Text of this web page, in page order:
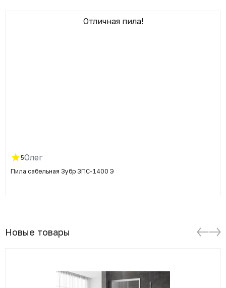
Отличная пила!
5Олег
Пила сабельная Зубр ЗПС-1400 Э
Новые товары